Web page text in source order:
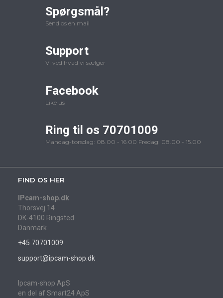
Spørgsmål?
Send os en mail
Support
Vi ved hvad vi sælger
Facebook
Like us
Ring til os 70701009
Mandag-torsdag: 08.00 - 16.00 Fredag: 08.00 - 15.00
FIND OS HER
IPcam-shop.dk
Thorsvej 14
DK-4100 Ringsted
Danmark
+45 70701009
support@ipcam-shop.dk
Ipcam-shop ApS
en del af Smart24 ApS